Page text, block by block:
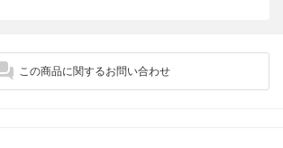
この商品に関するお問い合わせ